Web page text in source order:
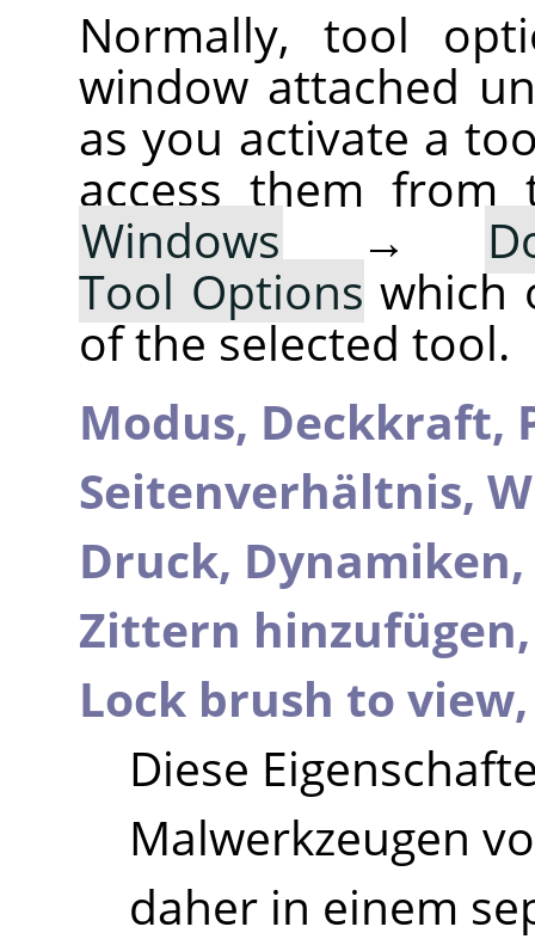
Normally, tool
window attached
as you activate a
access them from
Windows →
Tool Options which
of the selected tool.
Modus, Deckkraft,
Seitenverhältnis,
Druck, Dynamiken,
Zittern
Lock brush to
Diese
Malwerkzeugen
daher in einem